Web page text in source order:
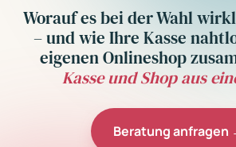
Worauf es bei der Wahl
– und wie Ihre Kasse
eigenen Onlineshop
Kasse und Shop aus
Beratung anfragen